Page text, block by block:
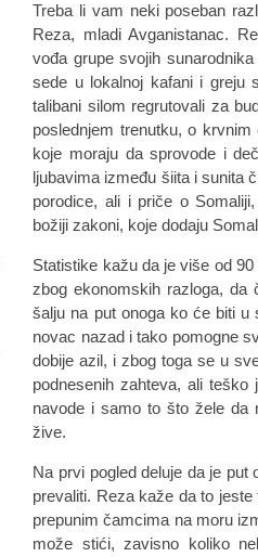
Treba li vam neki poseban
Reza, mladi Avganistanac.
vođa grupe svojih
sede u lokalnoj kafani i greju
talibani silom regrutovali za
poslednjem trenutku, o
koje moraju da sprovode i
ljubavima između šiita i sunita
porodice, ali i priče o
božiji zakoni, koje dodaju
Statistike kažu da je više od
zbog ekonomskih razloga, da
šalju na put onoga ko će biti u
novac nazad i tako pomogne
dobije azil, i zbog toga se u
podnesenih zahteva, ali
navode i samo to što žele da
žive.
Na prvi pogled deluje da je put
prevaliti. Reza kaže da to
prepunim čamcima na moru
može stići, zavisno koliko